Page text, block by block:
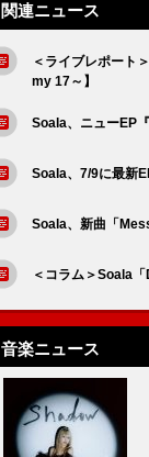
関連ニュース
＜ライブレポート
my 17～】
Soala、ニューEP
Soala、7/9に最新
Soala、新曲「
＜コラム＞Soala
音楽ニュース